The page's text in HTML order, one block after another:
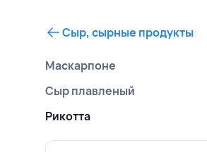
Сыр, сырные продукты
Маскарпоне
Сыр плавленый
Рикотта